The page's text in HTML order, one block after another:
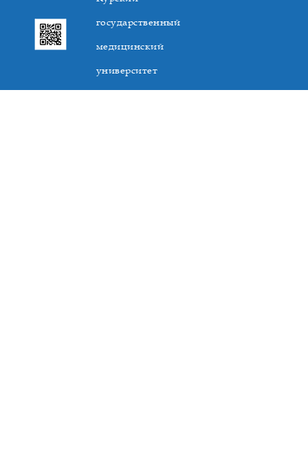
государственный
медицинский
университет